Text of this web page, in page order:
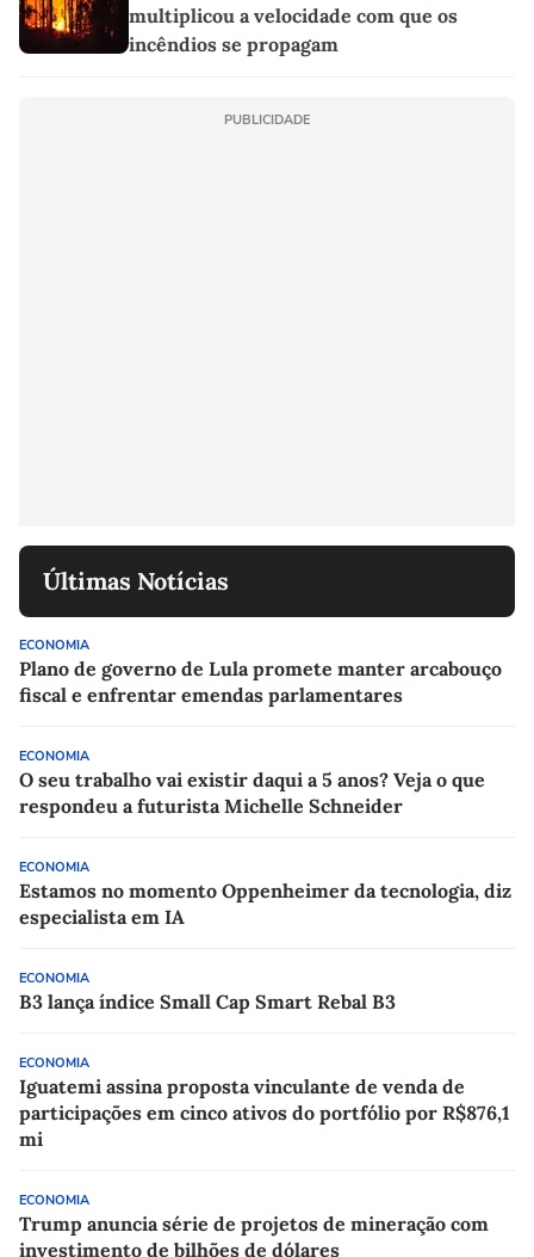
multiplicou a velocidade com que os
incêndios se propagam
PUBLICIDADE
Últimas Notícias
ECONOMIA
Plano de governo de Lula promete manter arcabouço
fiscal e enfrentar emendas parlamentares
ECONOMIA
O seu trabalho vai existir daqui a 5 anos? Veja o que
respondeu a futurista Michelle Schneider
ECONOMIA
Estamos no momento Oppenheimer da tecnologia, diz
especialista em IA
ECONOMIA
B3 lança índice Small Cap Smart Rebal B3
ECONOMIA
Iguatemi assina proposta vinculante de venda de
participações em cinco ativos do portfólio por R$876,1
mi
ECONOMIA
Trump anuncia série de projetos de mineração com
investimento de bilhões de dólares